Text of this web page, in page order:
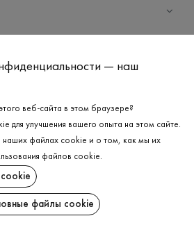
— наш
веб-сайта в этом браузере?
для улучшения вашего опыта на этом сайте.
наших файлах cookie и о том, как мы их
файлов cookie.
файлы cookie